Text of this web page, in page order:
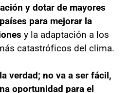
y dotar de mayores
para mejorar la
y la adaptación a los
catastróficos del clima.
verdad; no va a ser fácil,
oportunidad para el